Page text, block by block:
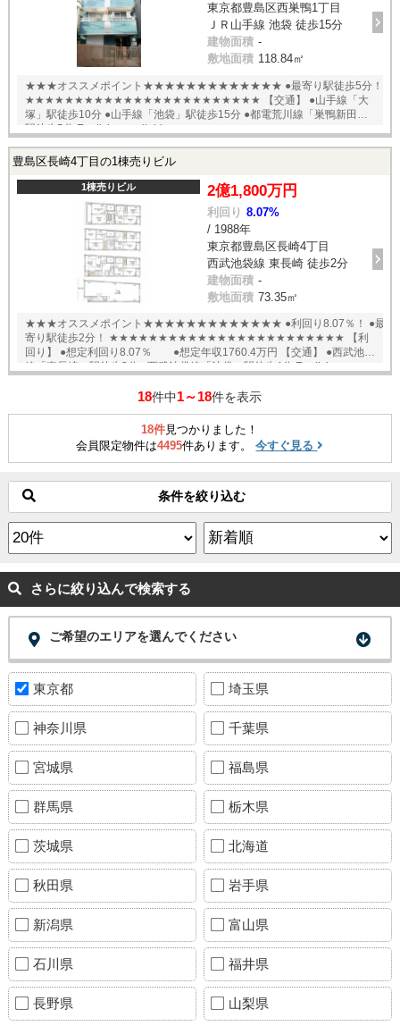
東京都豊島区西巣鴨1丁目
ＪＲ山手線 池袋 徒歩15分
建物面積 -
敷地面積 118.84㎡
★★★オススメポイント★★★★★★★★★★★★★ ●最寄り駅徒歩5分！
★★★★★★★★★★★★★★★★★★★★★★★★ 【交通】 ●山手線「大
塚」駅徒歩10分 ●山手線「池袋」駅徒歩15分 ●都電荒川線「巣鴨新田」
駅徒歩5分 English available
豊島区長崎4丁目の1棟売りビル
1棟売りビル 2億1,800万円
利回り 8.07%
/ 1988年
東京都豊島区長崎4丁目
西武池袋線 東長崎 徒歩2分
建物面積 -
敷地面積 73.35㎡
★★★オススメポイント★★★★★★★★★★★★★ ●利回り8.07％！ ●最
寄り駅徒歩2分！ ★★★★★★★★★★★★★★★★★★★★★★★★ 【利
回り】 ●想定利回り8.07％ ●想定年収1760.4万円 【交通】 ●西武池袋
線「東長崎」駅徒歩2分 ●西武池袋線「池袋」駅徒歩4分 English
18件中1～18件を表示
18件見つかりました！
会員限定物件は4495件あります。今すぐ見る
条件を絞り込む
さらに絞り込んで検索する
ご希望のエリアを選んでください
東京都 埼玉県
神奈川県 千葉県
宮城県 福島県
群馬県 栃木県
茨城県 北海道
秋田県 岩手県
新潟県 富山県
石川県 福井県
長野県 山梨県